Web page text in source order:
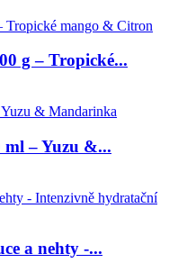
g – Tropické...
ml – Yuzu &...
a nehty -...